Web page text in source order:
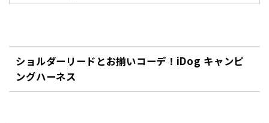
ショルダーリードとお揃いコーデ！ iDog キャンピ
ングハーネス